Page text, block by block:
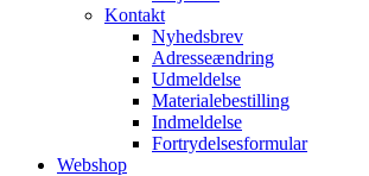
Kontakt
Nyhedsbrev
Adresseændring
Udmeldelse
Materialebestilling
Indmeldelse
Fortrydelsesformular
Webshop